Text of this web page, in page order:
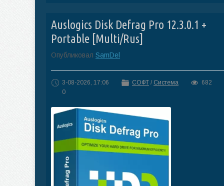
Auslogics Disk Defrag Pro 12.3.0.1 +
Portable [Multi/Rus]
Опубликовал SamDel
3-08-2026, 17:06 СОФТ / Система
682
0